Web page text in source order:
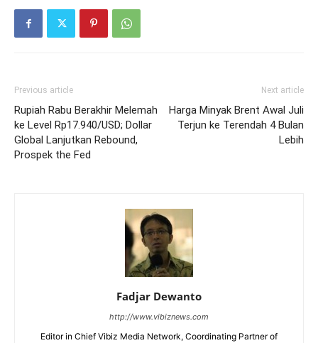
Previous article
Rupiah Rabu Berakhir Melemah
ke Level Rp17.940/USD; Dollar
Global Lanjutkan Rebound,
Prospek the Fed
Next article
Harga Minyak Brent Awal Juli
Terjun ke Terendah 4 Bulan
Lebih
Fadjar Dewanto
http://www.vibiznews.com
Editor in Chief Vibiz Media Network, Coordinating Partner of